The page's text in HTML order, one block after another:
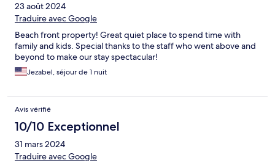
23 août 2024
Traduire avec Google
Beach front property! Great quiet place to spend time with
family and kids. Special thanks to the staff who went above and
beyond to make our stay spectacular!
Jezabel, séjour de 1 nuit
Avis vérifié
10/10 Exceptionnel
31 mars 2024
Traduire avec Google